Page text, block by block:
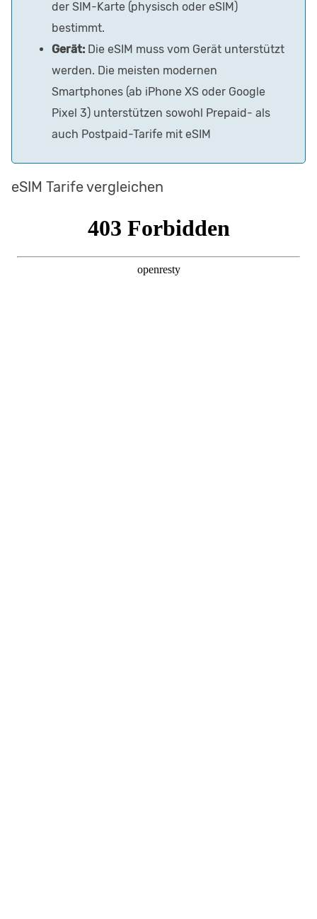
der SIM-Karte (physisch oder eSIM)
bestimmt.
Gerät: Die eSIM muss vom Gerät unterstützt
werden. Die meisten modernen
Smartphones (ab iPhone XS oder Google
Pixel 3) unterstützen sowohl Prepaid- als
auch Postpaid-Tarife mit eSIM
eSIM Tarife vergleichen